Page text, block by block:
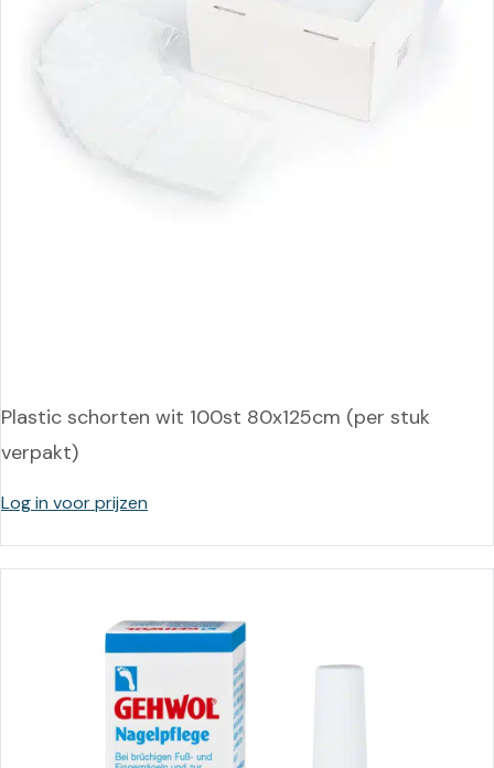
Plastic schorten wit 100st 80x125cm (per stuk
verpakt)
Log in voor prijzen